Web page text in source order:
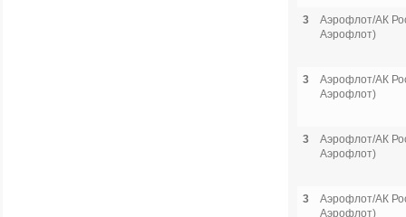
3
Аэрофлот/АК
Аэрофлот)
3
Аэрофлот/АК
Аэрофлот)
3
Аэрофлот/АК
Аэрофлот)
3
Аэрофлот/АК
Аэрофлот)